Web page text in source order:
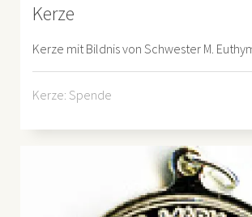
Kerze
Kerze mit Bildnis von Schwester M.
Kerze: Spende